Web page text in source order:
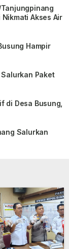
Akses Air
Hampir
Paket
di Desa Busung,
Salurkan